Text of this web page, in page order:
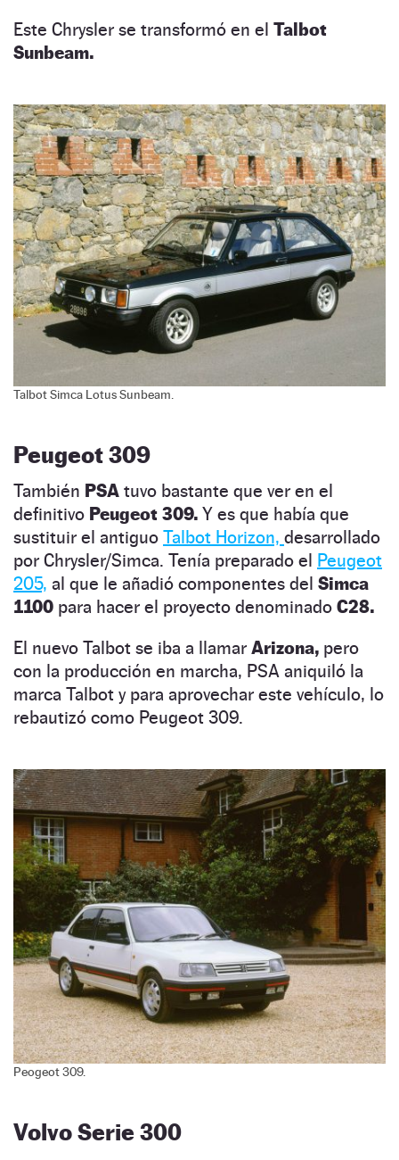
Este Chrysler se transformó en el Talbot
Sunbeam.
Talbot Simca Lotus Sunbeam.
Peugeot 309
También PSA tuvo bastante que ver en el
definitivo Peugeot 309. Y es que había que
sustituir el antiguo Talbot Horizon, desarrollado
por Chrysler/Simca. Tenía preparado el Peugeot
205, al que le añadió componentes del Simca
1100 para hacer el proyecto denominado C28.
El nuevo Talbot se iba a llamar Arizona, pero
con la producción en marcha, PSA aniquiló la
marca Talbot y para aprovechar este vehículo, lo
rebautizó como Peugeot 309.
Peogeot 309.
Volvo Serie 300